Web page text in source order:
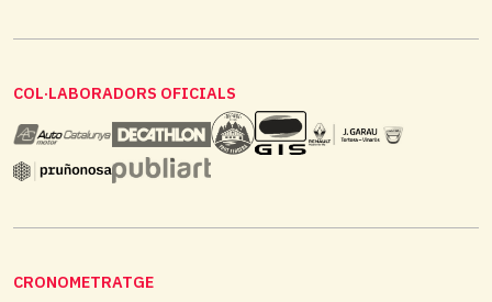
COL·LABORADORS OFICIALS
CRONOMETRATGE